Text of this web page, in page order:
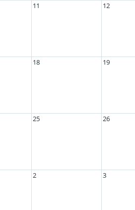
11 12
18 19
25 26
2 3